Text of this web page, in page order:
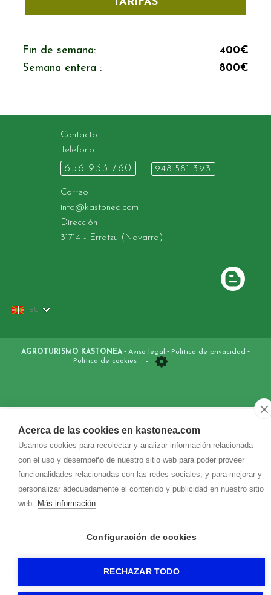
Acerca de las cookies en kastonea.com
Usamos cookies para recolectar y analizar información relacionada
con el uso y desempeño de nuestro sitio web para poder proveer
funcionalidades relacionadas con las redes sociales, y para mejorar y
personalizar adecuadamente el contenido y publicidad en nuestro sitio
web. Más información
Configuración de cookies
RECHAZAR TODO
Fin de semana:
400€
Semana entera :
800€
Contacto
Teléfono
656.933.760 948.581.393
Correo
info@kastonea.com
Dirección
31714 - Erratzu (Navarra)
EU
AGROTURISMO KASTONEA - Aviso legal - Política de privacidad -
Política de cookies -